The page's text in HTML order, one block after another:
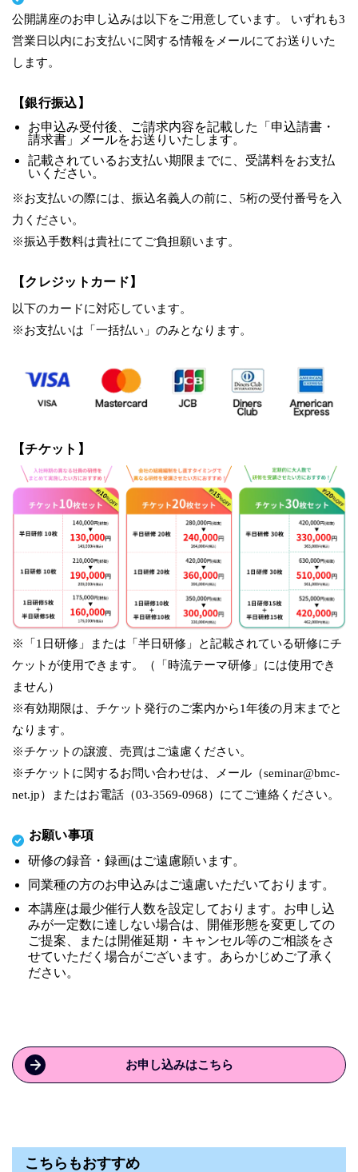
公開講座のお申し込みは以下をご用意しています。 いずれも3
営業日以内にお支払いに関する情報をメールにてお送りいた
します。
【銀行振込】
お申込み受付後、ご請求内容を記載した「申込請書・
請求書」メールをお送りいたします。
記載されているお支払い期限までに、受講料をお支払
いください。
※お支払いの際には、振込名義人の前に、5桁の受付番号を入
力ください。
※振込手数料は貴社にてご負担願います。
【クレジットカード】
以下のカードに対応しています。
※お支払いは「一括払い」のみとなります。
【チケット】
※「1日研修」または「半日研修」と記載されている研修にチ
ケットが使用できます。（「時流テーマ研修」には使用でき
ません）
※有効期限は、チケット発行のご案内から1年後の月末までと
なります。
※チケットの譲渡、売買はご遠慮ください。
※チケットに関するお問い合わせは、メール（seminar@bmc-
net.jp）またはお電話（03-3569-0968）にてご連絡ください。
お願い事項
研修の録音・録画はご遠慮願います。
同業種の方のお申込みはご遠慮いただいております。
本講座は最少催行人数を設定しております。お申し込
みが一定数に達しない場合は、開催形態を変更しての
ご提案、または開催延期・キャンセル等のご相談をさ
せていただく場合がございます。あらかじめご了承く
ださい。
お申し込みはこちら
こちらもおすすめ